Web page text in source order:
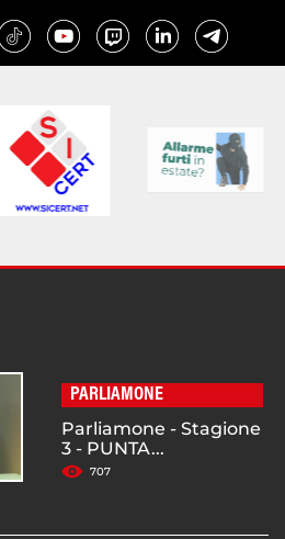
PARLIAMONE
Parliamone - Stagione
3 - PUNTA...
707